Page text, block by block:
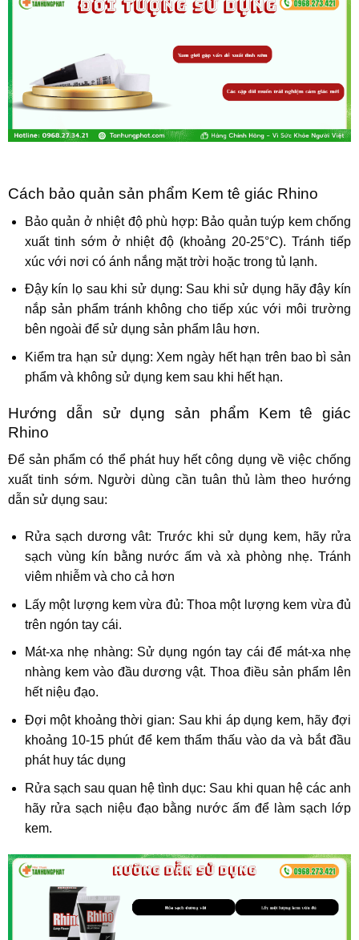
Cách bảo quản sản phẩm Kem tê giác Rhino
Bảo quản ở nhiệt độ phù hợp: Bảo quản tuýp kem chống
xuất tinh sớm ở nhiệt độ (khoảng 20-25°C). Tránh tiếp
xúc với nơi có ánh nắng mặt trời hoặc trong tủ lạnh.
Đậy kín lọ sau khi sử dụng: Sau khi sử dụng hãy đậy kín
nắp sản phẩm tránh không cho tiếp xúc với môi trường
bên ngoài để sử dụng sản phẩm lâu hơn.
Kiểm tra hạn sử dụng: Xem ngày hết hạn trên bao bì sản
phẩm và không sử dụng kem sau khi hết hạn.
Hướng dẫn sử dụng sản phẩm Kem tê giác
Rhino
Để sản phẩm có thể phát huy hết công dụng về việc chống
xuất tinh sớm. Người dùng cần tuân thủ làm theo hướng
dẫn sử dụng sau:
Rửa sạch dương vât: Trước khi sử dụng kem, hãy rửa
sạch vùng kín bằng nước ấm và xà phòng nhẹ. Tránh
viêm nhiễm và cho cả hơn
Lấy một lượng kem vừa đủ: Thoa một lượng kem vừa đủ
trên ngón tay cái.
Mát-xa nhẹ nhàng: Sử dụng ngón tay cái để mát-xa nhẹ
nhàng kem vào đầu dương vật. Thoa điều sản phẩm lên
hết niệu đạo.
Đợi một khoảng thời gian: Sau khi áp dụng kem, hãy đợi
khoảng 10-15 phút để kem thẩm thấu vào da và bắt đầu
phát huy tác dụng
Rửa sạch sau quan hệ tình dục: Sau khi quan hệ các anh
hãy rửa sạch niệu đạo bằng nước ấm để làm sạch lớp
kem.